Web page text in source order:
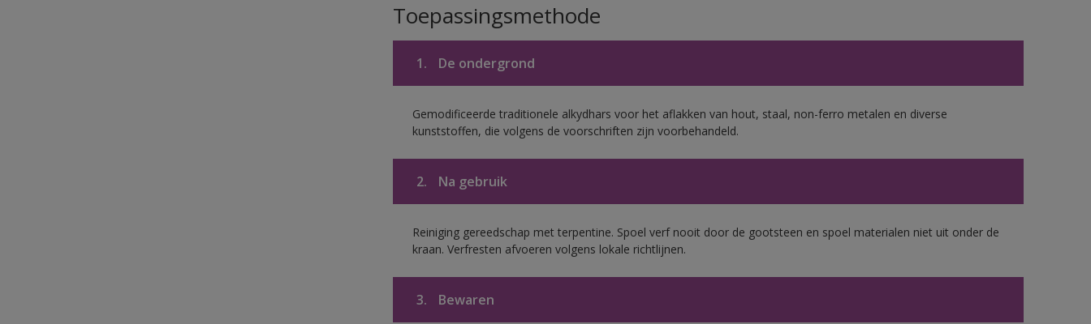
Toepassingsmethode
1. De ondergrond
Gemodificeerde traditionele alkydhars voor het aflakken van hout, staal, non-ferro metalen en diverse
kunststoffen, die volgens de voorschriften zijn voorbehandeld.
2. Na gebruik
Reiniging gereedschap met terpentine. Spoel verf nooit door de gootsteen en spoel materialen niet uit onder de
kraan. Verfresten afvoeren volgens lokale richtlijnen.
3. Bewaren